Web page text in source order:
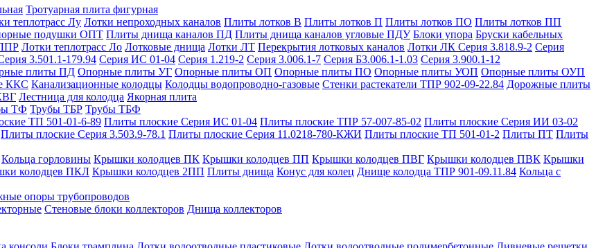
Тротуарная плита фигурная
теплотрасс Лу Лотки непроходных каналов Плиты лотков В Плиты лотков П Плиты лотков ПО Плиты лотков ПП
подушки ОПТ Плиты днища каналов ПД Плиты днища каналов угловые ПДУ Блоки упора Бруски кабельных
Лотки теплотрасс Ло Лотковые днища Лотки ЛТ Перекрытия лотковых каналов Лотки ЛК Серия 3.818.9-2 Серия
3.501.1-179.94 Серия ИС 01-04 Серия 1.219-2 Серия 3.006.1-7 Серия Б3.006.1-1.03 Серия 3.900.1-12
плиты ПД Опорные плиты УГ Опорные плиты ОП Опорные плиты ПО Опорные плиты УОП Опорные плиты ОУП
ККС Канализационные колодцы Колодцы водопроводно-газовые Стенки растекатели ТПР 902-09-22.84 Дорожные плиты
Лестница для колодца Якорная плита
ТФ Трубы ТБР Трубы ТБФ
ТП 501-01-6-89 Плиты плоские Серия ИС 01-04 Плиты плоские ТПР 57-007-85-02 Плиты плоские Серия ИИ 03-02
Плиты плоские Серия 3.503.9-78.1 Плиты плоские Серия 11.0218-780-КЖИ Плиты плоские ТП 501-01-2 Плиты ПТ Плиты
Кольца горловины Крышки колодцев ПК Крышки колодцев ПП Крышки колодцев ПВГ Крышки колодцев ПВК Крышки
колодцев ПКЛ Крышки колодцев 2ПП Плиты днища Конус для колец Днище колодца ТПР 901-09.11.84 Кольца с
опоры трубопроводов
Стеновые блоки коллекторов Днища коллекторов